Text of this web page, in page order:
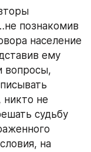
познакомив
население
ему
вопросы,
никто не
судьбу
на